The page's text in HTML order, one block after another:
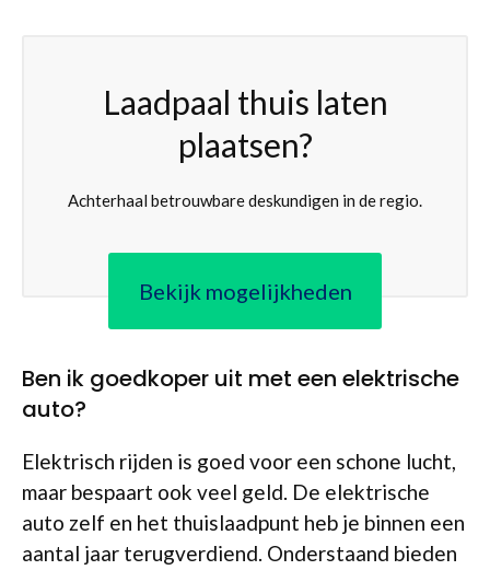
Laadpaal thuis laten
plaatsen?
Achterhaal betrouwbare deskundigen in de regio.
Bekijk mogelijkheden
Ben ik goedkoper uit met een elektrische
auto?
Elektrisch rijden is goed voor een schone lucht,
maar bespaart ook veel geld. De elektrische
auto zelf en het thuislaadpunt heb je binnen een
aantal jaar terugverdiend. Onderstaand bieden